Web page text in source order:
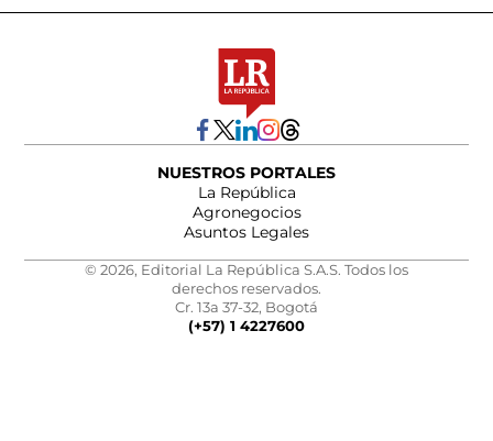
NUESTROS PORTALES
La República
Agronegocios
Asuntos Legales
© 2026, Editorial La República S.A.S. Todos los
derechos reservados.
Cr. 13a 37-32, Bogotá
(+57) 1 4227600